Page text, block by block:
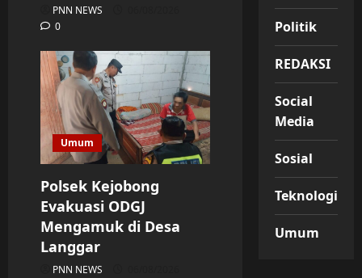
PNN NEWS
0
Umum
Polsek Kejobong
Evakuasi ODGJ
Mengamuk di Desa
Langgar
PNN NEWS
Politik
REDAKSI
Social
Media
Sosial
Teknologi
Umum